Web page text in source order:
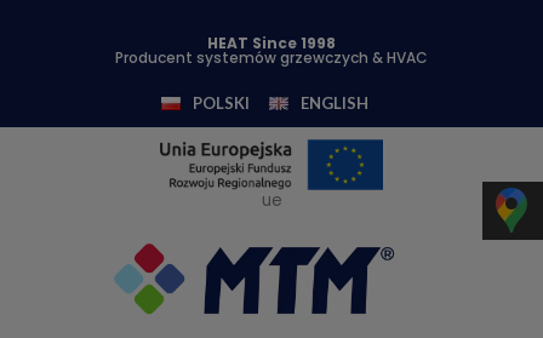
HEAT Since 1998
Producent systemów grzewczych & HVAC
POLSKI ENGLISH
ue